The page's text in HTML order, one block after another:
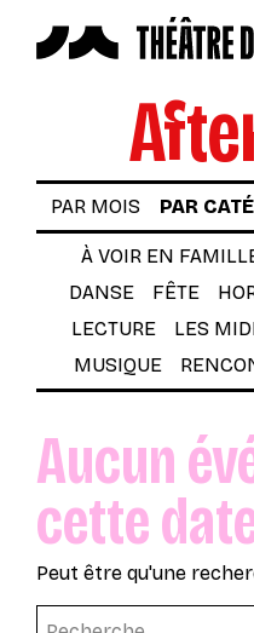
LES SPECTACLES
AUTOUR DES
LE THÉÂTRE
ACTUALITÉS
VOTRE VENUE AU
S’INSCRIRE À LA
Billetterie
PAR MOIS PAR
À VOIR EN
DANSE
FÊTE
LECTURE
LES
MUSIQUE
Aucun
cette
Peut être qu'une